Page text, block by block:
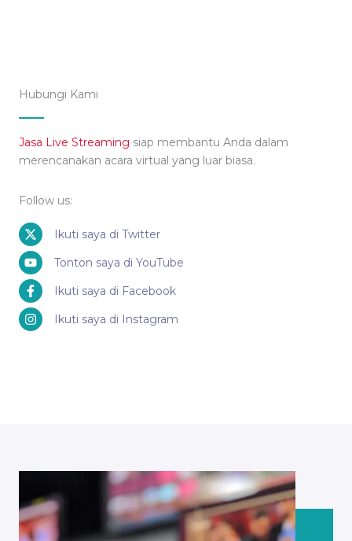
Hubungi Kami
Jasa Live Streaming siap membantu Anda dalam
merencanakan acara virtual yang luar biasa.
Follow us:
Ikuti saya di Twitter
Tonton saya di YouTube
Ikuti saya di Facebook
Ikuti saya di Instagram